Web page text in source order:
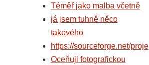
Téměř jako malba včetně
já jsem tuhně něco
takového
https://sourceforge.net/proje
Oceňuji fotografickou